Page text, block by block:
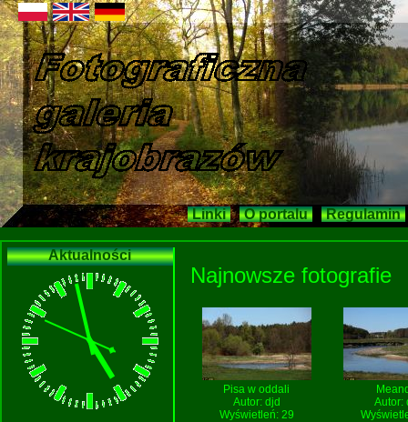
Linki O portalu Regulamin
Aktualności
Najnowsze fotografie
Pisa w oddali
Autor: djd
Wyświetleń: 29
Autor: